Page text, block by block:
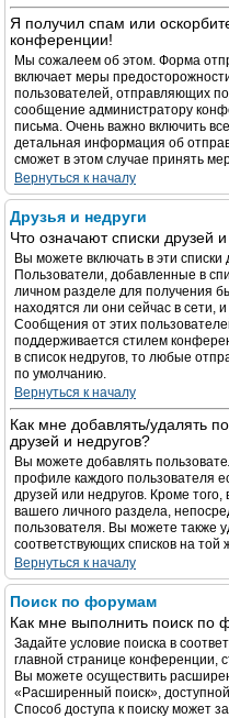
Я получил спам или
конференции!
Мы сожалеем об этом. Форма
включает меры
пользователей, отправляющих
сообщение администратору
письма. Очень важно включить
детальная информация об
сможет в этом случае принять
Вернуться к началу
Друзья и недруги
Что означают списки друзей
Вы можете включать в эти
Пользователи, добавленные в
личном разделе для получения
находятся ли они сейчас в сети,
Сообщения от этих
поддерживается стилем
в список недругов, то любые
по умолчанию.
Вернуться к началу
Как мне добавлять/удалять
друзей и недругов?
Вы можете добавлять
профиле каждого пользователя
друзей или недругов. Кроме
вашего личного раздела,
пользователя. Вы можете также
соответствующих списков на той
Вернуться к началу
Поиск по форумам
Как мне выполнить поиск
Задайте условие поиска в
главной странице конференции,
Вы можете осуществить
«Расширенный поиск»,
Способ доступа к поиску может